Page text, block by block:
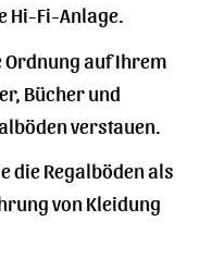
Hi-Fi-Anlage.
Ordnung auf Ihrem
Bücher und
verstauen.
die Regalböden als
von Kleidung